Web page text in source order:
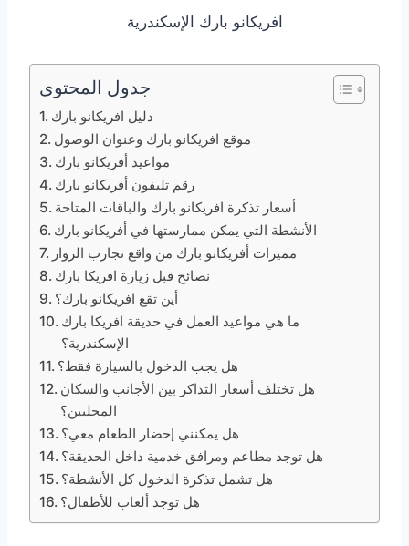
افريكانو بارك الإسكندرية
جدول المحتوى
دليل افريكانو بارك
موقع افريكانو بارك وعنوان الوصول
مواعيد أفريكانو بارك
رقم تليفون أفريكانو بارك
أسعار تذكرة افريكانو بارك والباقات المتاحة
الأنشطة التي يمكن ممارستها في أفريكانو بارك
مميزات أفريكانو بارك من واقع تجارب الزوار
نصائح قبل زيارة افريكا بارك
أين تقع افريكانو بارك؟
ما هي مواعيد العمل في حديقة افريكا بارك
الإسكندرية؟
هل يجب الدخول بالسيارة فقط؟
هل تختلف أسعار التذاكر بين الأجانب والسكان
المحليين؟
هل يمكنني إحضار الطعام معي؟
هل توجد مطاعم ومرافق خدمية داخل الحديقة؟
هل تشمل تذكرة الدخول كل الأنشطة؟
هل توجد ألعاب للأطفال؟